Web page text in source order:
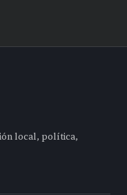
local, política,